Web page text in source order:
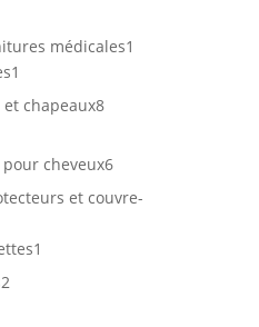
médicales1
1
produit
et chapeaux88
cheveux66
et couvre-
1
22